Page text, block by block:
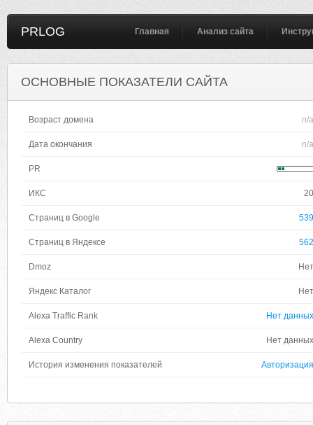
PRLOG Главная Анализ сайта
ОСНОВНЫЕ ПОКАЗАТЕЛИ САЙТА
Возраст домена n/a
Дата окончания n/a
PR
ИКС 20
Страниц в Google 539
Страниц в Яндексе 562
Dmoz Нет
Яндекс Каталог Нет
Alexa Traffic Rank Нет данных
Alexa Country Нет данных
История изменения показателей Авторизация